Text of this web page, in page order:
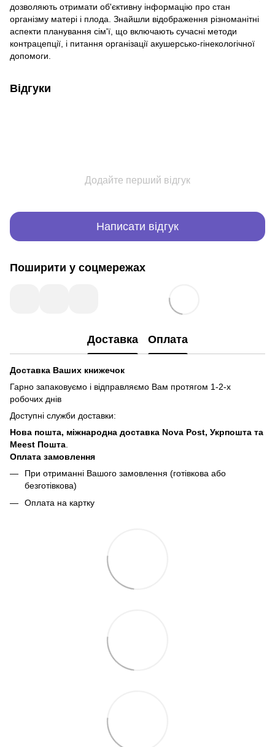
дозволяють отримати об'єктивну інформацію про стан
організму матері і плода. Знайшли відображення різноманітні
аспекти планування сім'ї, що включають сучасні методи
контрацепції, і питання організації акушерсько-гінекологічної
допомоги.
Відгуки
Додайте перший відгук
Написати відгук
Поширити у соцмережах
Доставка Оплата
Доставка Ваших книжечок
Гарно запаковуємо і відправляємо Вам протягом 1-2-х
робочих днів
Доступні служби доставки:
Нова пошта, міжнародна доставка Nova Post, Укрпошта та
Meest Пошта
Оплата замовлення
При отриманні Вашого замовлення (готівкова або
безготівкова)
Оплата на картку